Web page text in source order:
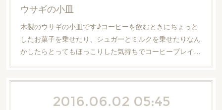
ウサギの小皿
木製のウサギの小皿です♪コーヒーを飲むときにちょっと
したお菓子を乗せたり、シュガーとミルクを乗せたりなん
かしたらとってもほっこりした気持ちでコーヒーブレイ…
2016.06.02 05:45